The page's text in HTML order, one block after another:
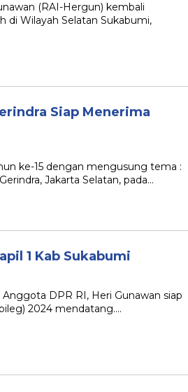
(RAI-Hergun) kembali
di Wilayah Selatan Sukabumi,
Siap Menerima
ke-15 dengan mengusung tema :
Jakarta Selatan, pada…
1 Kab Sukabumi
DPR RI, Heri Gunawan siap
2024 mendatang….